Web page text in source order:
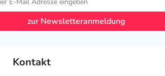
zur Newsletteranmeldung
Kontakt